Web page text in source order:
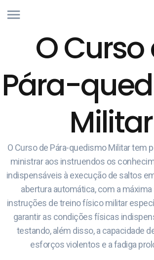
O Curso
Pára-
Militar
O Curso de Pára-quedismo Militar tem
ministrar aos instruendos os
indispensáveis à execução de saltos
abertura automática, com a máxima
instruções de treino físico militar
garantir as condições físicas
testando, além disso, a capacidade
esforços violentos e a fadiga